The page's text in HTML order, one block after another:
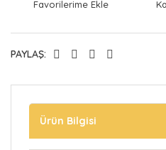
PAYLAŞ:
Ürün Bilgisi